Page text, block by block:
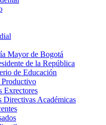
Mayor de Bogotá
de la República
de Educación
Productivo
Exrectores
Directivas Académicas